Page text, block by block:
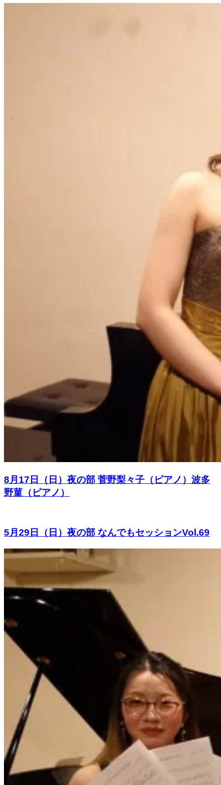
8月17日（日）夜の部 菅野梨々子（ピアノ）波多
野菫（ピアノ）
5月29日（日）夜の部 なんでもセッションVol.69